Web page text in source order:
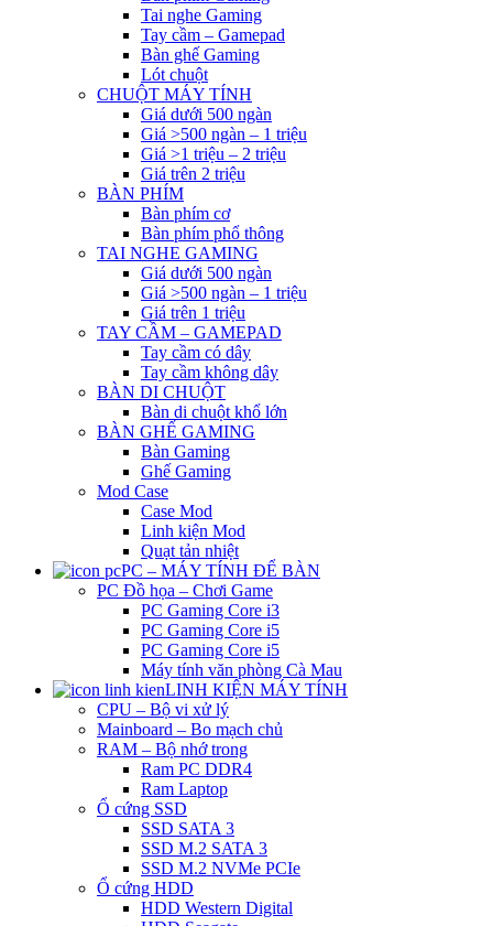
Tai nghe Gaming
Tay cầm – Gamepad
Bàn ghế Gaming
Lót chuột
CHUỘT MÁY TÍNH
Giá dưới 500 ngàn
Giá >500 ngàn – 1 triệu
Giá >1 triệu – 2 triệu
Giá trên 2 triệu
BÀN PHÍM
Bàn phím cơ
Bàn phím phổ thông
TAI NGHE GAMING
Giá dưới 500 ngàn
Giá >500 ngàn – 1 triệu
Giá trên 1 triệu
TAY CẦM – GAMEPAD
Tay cầm có dây
Tay cầm không dây
BÀN DI CHUỘT
Bàn di chuột khổ lớn
BÀN GHẾ GAMING
Bàn Gaming
Ghế Gaming
Mod Case
Case Mod
Linh kiện Mod
Quạt tản nhiệt
PC – MÁY TÍNH ĐỂ BÀN
PC Đồ họa – Chơi Game
PC Gaming Core i3
PC Gaming Core i5
PC Gaming Core i5
Máy tính văn phòng Cà Mau
LINH KIỆN MÁY TÍNH
CPU – Bộ vi xử lý
Mainboard – Bo mạch chủ
RAM – Bộ nhớ trong
Ram PC DDR4
Ram Laptop
Ổ cứng SSD
SSD SATA 3
SSD M.2 SATA 3
SSD M.2 NVMe PCIe
Ổ cứng HDD
HDD Western Digital